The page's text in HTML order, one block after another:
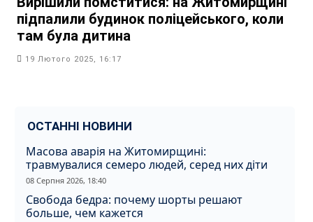
підпалили будинок поліцейського, коли
там була дитина
19 Лютого 2025, 16:17
ОСТАННІ НОВИНИ
Масова аварія на Житомирщині:
травмувалися семеро людей, серед них діти
08 Серпня 2026, 18:40
Свобода бедра: почему шорты решают
больше, чем кажется